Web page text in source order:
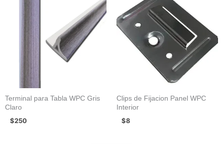
Terminal para Tabla WPC Gris
Claro
$250
Clips de Fijacion Panel WPC
Interior
$8